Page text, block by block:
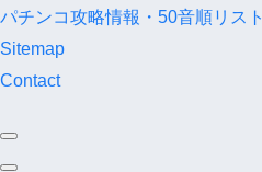
パチンコ攻略情報・50音順リスト
Sitemap
Contact